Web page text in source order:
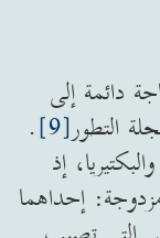
دائمة إلى
التطور[9]
.
إذ
إحداهما